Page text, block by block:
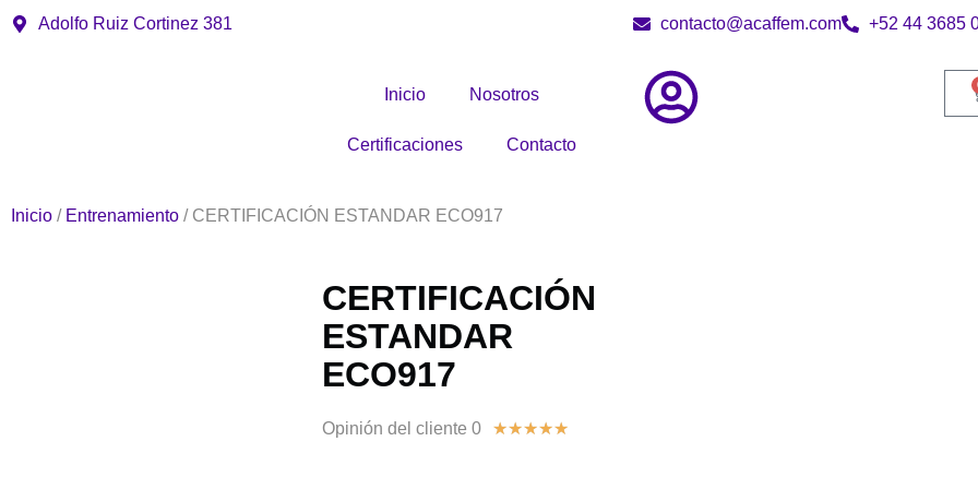
Adolfo Ruiz Cortinez 381 contacto@acaffem.com +52 44 3685
Inicio Nosotros
Certificaciones Contacto
Inicio / Entrenamiento / CERTIFICACIÓN ESTANDAR ECO917
CERTIFICACIÓN
ESTANDAR
ECO917
Opinión del cliente 0 ★★★★★